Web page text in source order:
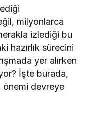
milyonlarca
izlediği bu
hazırlık sürecini
yer alırken
İşte burada,
devreye